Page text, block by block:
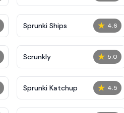
★ 4.6
Sprunki Ships
★ 5.0
Scrunkly
★ 4.5
Sprunki Katchup